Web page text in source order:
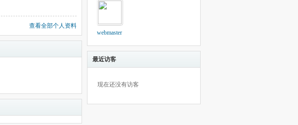
查看全部个人资料
webmaster
最近访客
现在还没有访客